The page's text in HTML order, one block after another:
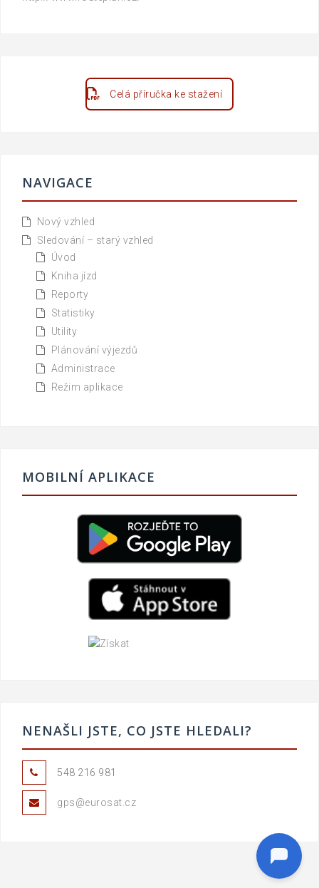
Celá příručka ke stažení
NAVIGACE
Nový vzhled
Sledování – starý vzhled
Úvod
Kniha jízd
Reporty
Statistiky
Utility
Plánování výjezdů
Administrace
Režim aplikace
MOBILNÍ APLIKACE
NENAŠLI JSTE, CO JSTE HLEDALI?
548 216 981
gps@eurosat.cz